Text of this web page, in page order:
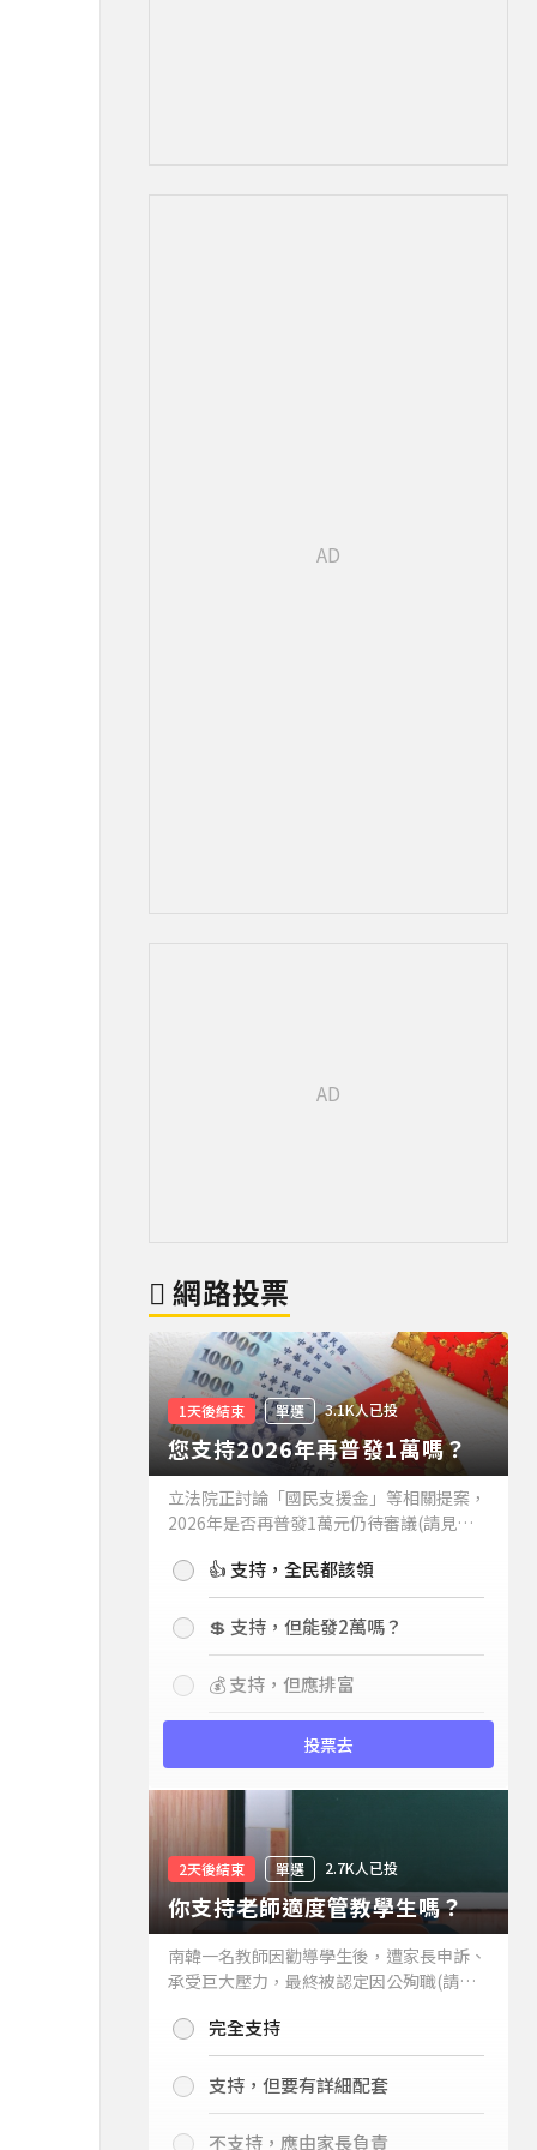
網路投票
1天後結束 單選 3.1K人已投
您支持2026年再普發1萬嗎？
立法院正討論「國民支援金」等相關提案，
2026年是否再普發1萬元仍待審議(請見下
持嗎？👍 支持，全民都該領
💲 支持，但能發2萬嗎？
💰 支持，但應排富
投票去
2天後結束 單選 2.7K人已投
你支持老師適度管教學生嗎？
南韓一名教師因勸導學生後，遭家長申訴、
承受巨大壓力，最終被認定因公殉職(請見
你支持老師適度管教學生嗎？
完全支持
支持，但要有詳細配套
不支持，應由家長負責